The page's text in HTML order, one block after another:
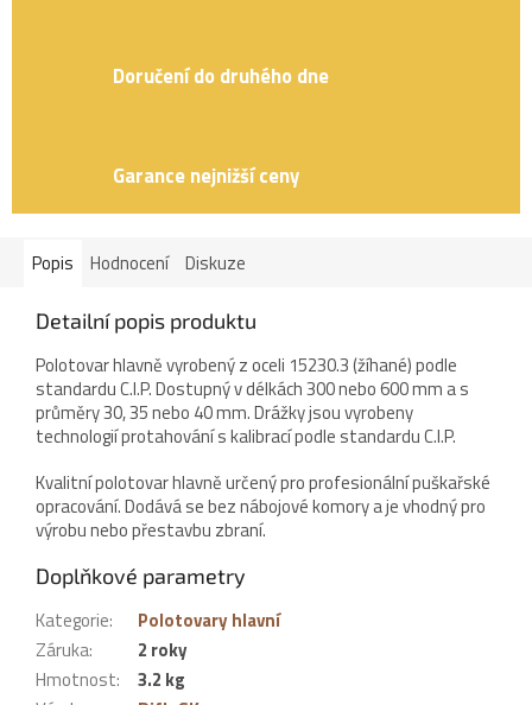
Doručení do druhého dne
Garance nejnižší ceny
Popis Hodnocení Diskuze
Detailní popis produktu
Polotovar hlavně vyrobený z oceli 15230.3 (žíhané) podle
standardu C.I.P. Dostupný v délkách 300 nebo 600 mm a s
průměry 30, 35 nebo 40 mm. Drážky jsou vyrobeny
technologií protahování s kalibrací podle standardu C.I.P.
Kvalitní polotovar hlavně určený pro profesionální puškařské
opracování. Dodává se bez nábojové komory a je vhodný pro
výrobu nebo přestavbu zbraní.
Doplňkové parametry
Kategorie:
Polotovary hlavní
Záruka:
2 roky
Hmotnost:
3.2 kg